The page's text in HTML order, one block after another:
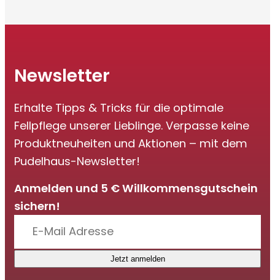
Newsletter
Erhalte Tipps & Tricks für die optimale
Fellpflege unserer Lieblinge. Verpasse keine
Produktneuheiten und Aktionen – mit dem
Pudelhaus-Newsletter!
Anmelden und 5 € Willkommensgutschein
sichern!
Jetzt anmelden